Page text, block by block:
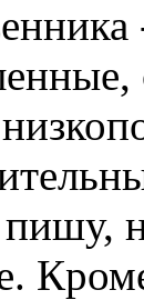
пишу,